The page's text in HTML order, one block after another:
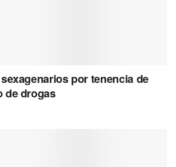
por tenencia de
de drogas